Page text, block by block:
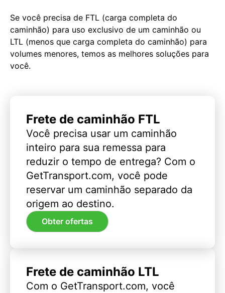
Se você precisa de FTL (carga completa do
caminhão) para uso exclusivo de um caminhão ou
LTL (menos que carga completa do caminhão) para
volumes menores, temos as melhores soluções para
você.
Frete de caminhão FTL
Você precisa usar um caminhão
inteiro para sua remessa para
reduzir o tempo de entrega? Com o
GetTransport.com, você pode
reservar um caminhão separado da
origem ao destino.
Obter ofertas
Frete de caminhão LTL
Com o GetTransport.com, você